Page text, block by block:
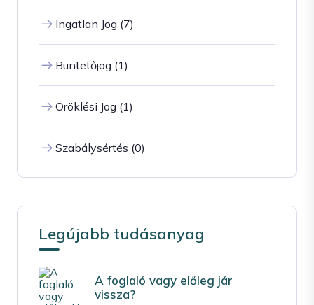
Ingatlan Jog (7)
Büntetőjog (1)
Öröklési Jog (1)
Szabálysértés (0)
Legújabb tudásanyag
A foglaló vagy előleg jár
vissza?